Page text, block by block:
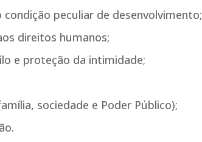
peculiar de desenvolvimento;
direitos humanos;
e proteção da intimidade;
sociedade e Poder Público);